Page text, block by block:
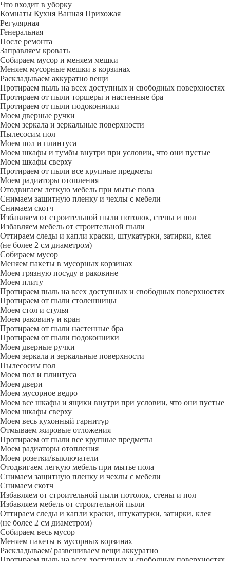
Что входит в уборку
Регу­лярная
Гене­ральная
После ремонта
Заправляем кровать
Собираем мусор и меняем мешки
Меняем мусорные мешки в корзинах
Раскладываем аккуратно вещи
Протираем пыль на всех доступных и свободных поверхностях
Протираем от пыли торшеры и настенные бра
Протираем от пыли подоконники
Моем дверные ручки
Моем зеркала и зеркальные поверхности
Пылесосим пол
Моем пол и плинтуса
Моем шкафы и тумбы внутри при условии, что они пустые
Моем шкафы сверху
Протираем от пыли все крупные предметы
Моем радиаторы отопления
Отодвигаем легкую мебель при мытье пола
Снимаем защитную пленку и чехлы с мебели
Снимаем скотч
Избавляем от строительной пыли потолок, стены и пол
Избавляем мебель от строительной пыли
Оттираем следы и капли краски, штукатурки, затирки, клея
(не более 2 см диаметром)
Собираем мусор
Меняем пакеты в мусорных корзинах
Моем грязную посуду в раковине
Моем плиту
Протираем пыль на всех доступных и свободных поверхностях
Протираем от пыли столешницы
Моем стол и стулья
Моем раковину и кран
Протираем от пыли настенные бра
Протираем от пыли подоконники
Моем дверные ручки
Моем зеркала и зеркальные поверхности
Пылесосим пол
Моем пол и плинтуса
Моем двери
Моем мусорное ведро
Моем все шкафы и ящики внутри при условии, что они пустые
Моем шкафы сверху
Моем весь кухонный гарнитур
Отмываем жировые отложения
Протираем от пыли все крупные предметы
Моем радиаторы отопления
Моем розетки/выключатели
Отодвигаем легкую мебель при мытье пола
Снимаем защитную пленку и чехлы с мебели
Снимаем скотч
Избавляем от строительной пыли потолок, стены и пол
Избавляем мебель от строительной пыли
Оттираем следы и капли краски, штукатурки, затирки, клея
(не более 2 см диаметром)
Собираем весь мусор
Меняем пакеты в мусорных корзинах
Раскладываем/ развешиваем вещи аккуратно